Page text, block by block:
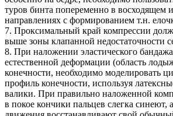
туров бинта попеременно в восходящем
направлениях с формированием т.н.
7. Проксимальный край компрессии
выше зоны клапанной недостаточности
8. При наложении эластического
естественной деформации (область
конечности, необходимо моделировать
профиль конечности, используя
валики. При правильно наложенной
в покое кончики пальцев слегка синеют,